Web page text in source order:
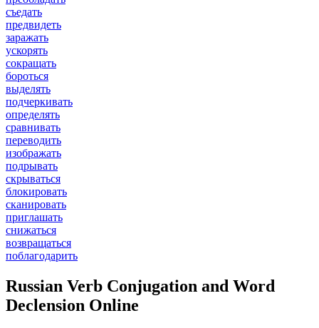
съедать
предвидеть
заражать
ускорять
сокращать
бороться
выделять
подчеркивать
определять
сравнивать
переводить
изображать
подрывать
скрываться
блокировать
сканировать
приглашать
снижаться
возвращаться
поблагодарить
Russian Verb Conjugation and Word
Declension Online